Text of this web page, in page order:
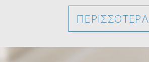
ΠΕΡΙΣΣΟΤΕΡΑ